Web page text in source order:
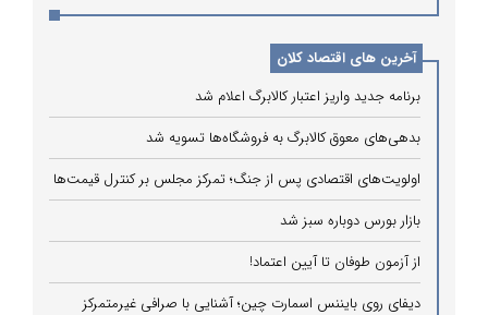
آخرین های اقتصاد کلان
برنامه جدید واریز اعتبار کالابرگ اعلام شد
بدهی‌های معوق کالابرگ به فروشگاه‌ها تسویه شد
اولویت‌های اقتصادی پس از جنگ؛ تمرکز مجلس بر کنترل قیمت‌ها
بازار بورس دوباره سبز شد
از آزمون طوفان تا آیین اعتماد!
دیفای روی بایننس اسمارت چین؛ آشنایی با صرافی غیرمتمرکز